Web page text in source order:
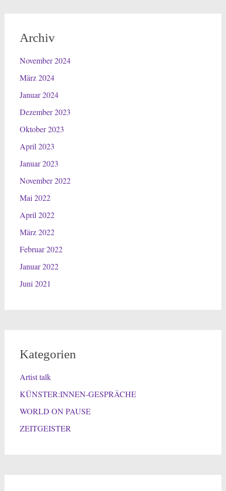
Archiv
November 2024
März 2024
Januar 2024
Dezember 2023
Oktober 2023
April 2023
Januar 2023
November 2022
Mai 2022
April 2022
März 2022
Februar 2022
Januar 2022
Juni 2021
Kategorien
Artist talk
KÜNSTER:INNEN-GESPRÄCHE
WORLD ON PAUSE
ZEITGEISTER